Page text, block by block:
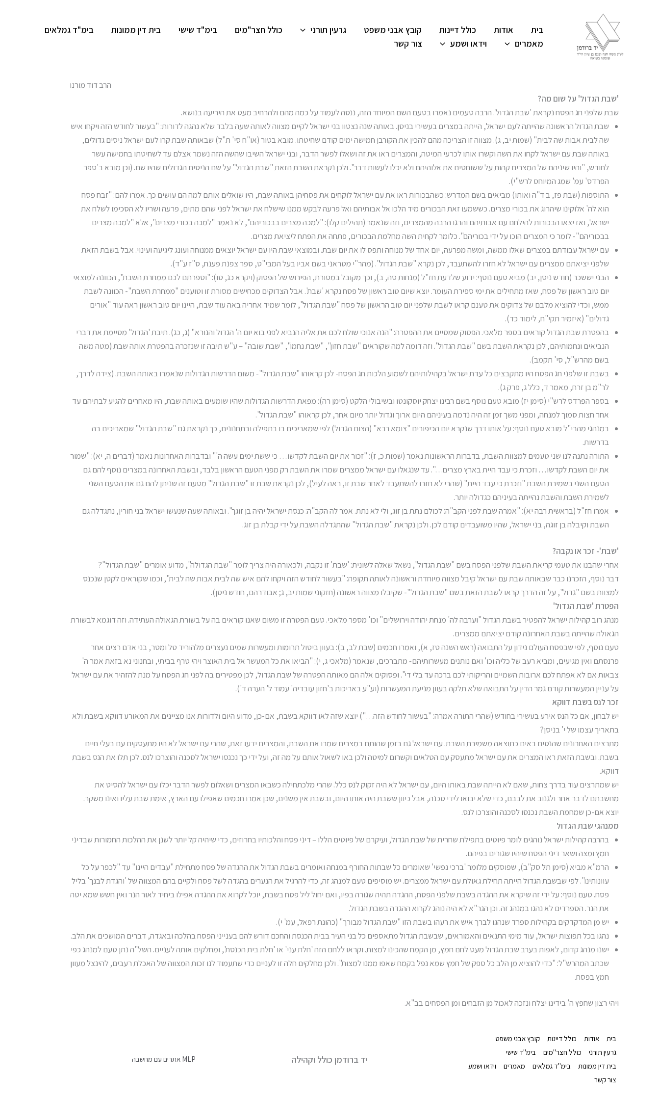
בית אודות כולל דיינות קובץ אבני משפט גרעין תורני כולל חצר"מים בימ"ד שישי בית דין ממונות
בימ"ד גמלאים
מאמרים
וידאו ושמע צור קשר
הרב דוד מורנו
'שבת הגדול' על שום מה?
שבת שלפני חג הפסח נקראת 'שבת הגדול'. הרבה טעמים נאמרו בטעם השם המיוחד הזה, ננסה לעמוד על כמה מהם ולהרחיב מעט את היריעה בנושא.
שבת הגדול הראשונה שהייתה לעם ישראל, הייתה במצרים בעשירי בניסן. באותה שנה נצטוו בני ישראל לקיים מצווה לאותה שעה בלבד שלא נהגה לדורות: "בעשור לחודש הזה ויקחו איש
שה לבית אבות שה לבית" (שמות יב, ג). מצווה זו הצריכה מהם להכין את הקורבן חמישה ימים קודם שחיטתו. מובא בטור (או"ח סי' ת"ל) שבאותה שבת קרו לעם ישראל ניסים גדולים,
באותה שבת עם ישראל לקחו את השה וקשרו אותו לכרעי המיטה, והמצרים ראו את זה ושאלו לפשר הדבר, ובני ישראל השיבו שהשה הזה נשמר אצלם עד לשחיטתו בחמישה עשר
לחודש, "והיו שיניהם של המצרים קהות על ששוחטים את אלוהיהם ולא יכלו לעשות דבר". ולכן נקראת השבת הזאת "שבת הגדול" על שם הניסים הגדולים שהיו שם. (וכן מובא ב'ספר
הפרדס' עמ' שמג המיוחס לרש"י).
התוספות (שבת פז, ב ד"ה ואותו) מביאים בשם המדרש: כשהבכורות ראו את עם ישראל לוקחים את פסחיהן באותה שבת, היו שואלים אותם למה הם עושים כך. אמרו להם: "זבח פסח
הוא לה' אלוקינו שיהרוג את בכורי מצרים. כששמעו זאת הבכורים מיד הלכו אל אבותיהם ואל פרעה לבקש ממנו שישלח את ישראל לפני שהם מתים, פרעה ושריו לא הסכימו לשלח את
ישראל, ואז יצאו הבכורות להילחם עם אבותיהם והרגו הרבה מהמצרים, וזה שנאמר (תהילים קלו): "למכה מצרים בבכוריהם", לא נאמר "למכה בכורי מצרים", אלא "למכה מצרים
בבכוריהם"- לומר כי המצרים הוכו על ידי בכוריהם". כלומר לקחית השה מחלמת הבכורים, פתחה את הפתח ליציאת מצרים.
עם ישראל עבודתם במצרים שאלו ממשה, ומשה מפרעה, יום אחד של מנוחה ותפס לו את יום שבת. ובמוצאי שבת היו עם ישראל יוצאים ממנוחה ועונג ליגיעה ועינוי. אבל בשבת הזאת
שלפני יציאתם ממצרים עם ישראל לא חזרו להשתעבד, לכן נקרא "שבת הגדול". (מהר"י מטראני בשם אביו בעל המבי"ט, ספר צפנת פענח, ס"ז ע"ד).
הבני יששכר (חודש ניסן, יב) מביא טעם נוסף: ידוע שלדעת חז"ל (מנחות סה, ב), וכך מקובל במסורת, הפירוש של הפסוק (ויקרא כג, טו): "וספרתם לכם ממחרת השבת", הכוונה למוצאי
יום טוב ראשון של פסח, שאז מתחילים את ימי ספירת העומר. יוצא שיום טוב ראשון של פסח נקרא 'שבת'. אבל הצדוקים מכחישים מסורת זו וטוענים "ממחרת השבת"- הכוונה לשבת
ממש, וכדי להוציא מלבם של צדוקים את טענם קראו לשבת שלפני יום טוב הראשון של פסח "שבת הגדול", לומר שמיד אחריה באה עוד שבת, היינו יום טוב ראשון ראה עוד "אורים
גדולים" (איזמיר תקי"ח, לימוד כד).
בהפטרת שבת הגדול קוראים בספר מלאכי. הפסוק שמסיים את ההפטרה: "הנה אנוכי שולח לכם את אליה הנביא לפני בוא יום ה' הגדול והנורא" (ג, כג). תיבת 'הגדול' מסיימת את דברי
הנביאים ונחמותיהם, לכן נקראת השבת בשם "שבת הגדול". וזה דומה למה שקוראים "שבת חזון", "שבת נחמו", "שבת שובה" – ע"ש תיבה זו שנזכרה בהפטרת אותה שבת (מטה משה
בשם מהרש"ל, סי' תקמב).
בשבת זו שלפני חג הפסח היו מתקבצים כל עדת ישראל בקהילותיהם לשמוע הלכות חג הפסח- לכן קראוהו "שבת הגדול"- משום הדרשות הגדולות שנאמרו באותה השבת. (צידה לדרך,
לר"מ בן זרח, מאמר ד, כלל ג, פרק ג).
בספר הפרדס לרש"י (סימן יז) מובא טעם נוסף בשם רבינו יצחק יוסקונטו ובשיבולי הלקט (סימן רה): מפאת הדרשות הגדולות שהיו שומעים באותה שבת, היו מאחרים להגיע לבתיהם עד
אחר חצות סמוך למנחה, ומפני משך זמן זה היה נדמה בעיניהם היום ארוך וגדול יותר מיום אחר, לכן קראוהו "שבת הגדול".
במנהגי מהרי"ל מובא טעם נוסף: על אותו דרך שנקרא יום הכיפורים "צומא רבא" (הצום הגדול) לפי שמאריכים בו בתפילה ובתחנונים, כך נקראת גם "שבת הגדול" שמאריכים בה
בדרשות.
התורה נתנה לנו שני טעמים למצוות השבת, בדברות הראשונות נאמר (שמות כ, ז): "זכור את יום השבת לקדשו… כי ששת ימים עשה ה'" ובדברות האחרונות נאמר (דברים ה, יא): "שמור
את יום השבת לקדשו… וזכרת כי עבד היית בארץ מצרים…". עד שנגאלו עם ישראל ממצרים שמרו את השבת רק מפני הטעם הראשון בלבד, ובשבת האחרונה במצרים נוסף להם גם
הטעם השני בשמירת השבת "וזכרת כי עבד היית" (שהרי לא חזרו להשתעבד לאחר שבת זו, ראה לעיל), לכן נקראת שבת זו "שבת הגדול" מטעם זה שניתן להם גם את הטעם השני
לשמירת השבת והשבת נהייתה בעיניהם כגדולה יותר.
אמרו חז"ל (בראשית רבה יא): "אמרה שבת לפני הקב"ה: לכולם נתת בן זוג, ולי לא נתת. אמר לה הקב"ה: כנסת ישראל יהיה בן זוגך". ובאותה שעה שנעשו ישראל בני חורין, נתגדלה גם
השבת וקיבלה בן זוגה, בני ישראל, שהיו משועבדים קודם לכן. ולכן נקראת "שבת הגדול" שהתגדלה השבת על ידי קבלת בן זוג.
'שבת'- זכר או נקבה?
אחרי שהבנו את טעמי קריאת השבת שלפני הפסח בשם "שבת הגדול", נשאל שאלה לשונית: 'שבת' זו נקבה, ולכאורה היה צריך לומר "שבת הגדולה", מדוע אומרים "שבת הגדול"?
דבר נוסף, הזכרנו כבר שבאותה שבת עם ישראל קיבל מצווה מיוחדת וראשונה לאותה תקופה: "בעשור לחודש הזה ויקחו להם איש שה לבית אבות שה לבית", וכמו שקוראים לקטן שנכנס
למצוות בשם "גדול", על זה הדרך קראו לשבת הזאת בשם "שבת הגדול"- שקיבלו מצווה ראשונה (חזקוני שמות יב, ג; אבודרהם, חודש ניסן).
הפטרת 'שבת הגדול'
מנהג רוב קהילות ישראל להפטיר בשבת הגדול "וערבה לה' מנחת יהודה וירושלים" וכו' מספר מלאכי. טעם הפטרה זו משום שאנו קוראים בה על בשורת הגאולה העתידה. וזה דוגמא לבשורת
הגאולה שהייתה בשבת האחרונה קודם יציאתם ממצרים.
טעם נוסף, לפי שבפסח העולם נידון על התבואה (ראש השנה טז, א), ואמרו חכמים (שבת לב, ב): בעוון ביטול תרומות ומעשרות שמים נעצרים מלהוריד טל ומטר, בני אדם רצים אחר
פרנסתם ואין מגיעים, ומביא רעב של כליה וכו' ואם נותנים מעשרותיהם- מתברכים, שנאמר (מלאכי ג, י): "הביאו את כל המעשר אל בית האוצר ויהי טרף בביתי, ובחנוני נא בזאת אמר ה'
צבאות אם לא אפתח לכם ארובות השמיים והריקותי לכם ברכה עד בלי די". ופסוקים אלה הם מאותה הפטרה של שבת הגדול, לכן מפטירים בה לפני חג הפסח על מנת להזהיר את עם ישראל
על עניין המעשרות קודם גמר הדין על התבואה שלא תלקה בעוון מניעת המעשרות (וע"ע באריכות ב'חזון עובדיה' עמוד ל' הערה ד').
זכר לנס בשבת דווקא
יש לבחון, אם כל הנס אירע בעשירי בחודש (שהרי התורה אמרה: "בעשור לחודש הזה…") יוצא שזה לאו דווקא בשבת, אם-כן, מדוע היום ולדורות אנו מציינים את המאורע דווקא בשבת ולא
בתאריך עצמו של י' בניסן?
מתרצים האחרונים שהנסים באים כתוצאה משמירת השבת. עם ישראל גם בזמן שהותם במצרים שמרו את השבת, והמצרים ידעו זאת, שהרי עם ישראל לא היו מתעסקים עם בעלי חיים
בשבת. ובשבת הזאת ראו המצרים את עם ישראל מתעסק עם הטלאים וקשרום למיטה ולכן באו לשאול אותם על מה זה, ועל ידי כך נכנסו ישראל לסכנה והוצרכו לנס. לכן תלו את הנס בשבת
דווקא.
יש שמתרצים עוד בדרך צחות, שאם לא הייתה שבת באותו היום, עם ישראל לא היה זקוק לנס כלל. שהרי מלכתחילה כשבאו המצרים ושאלום לפשר הדבר יכלו עם ישראל להסיט את
מחשבתם לדבר אחר ולגנוב את לבבם, כדי שלא יבואו לידי סכנה, אבל כיוון ששבת היה אותו היום, ובשבת אין משנים, שכן אמרו חכמים שאפילו עם הארץ, אימת שבת עליו ואינו משקר.
יוצא אם-כן שמחמת השבת נכנסו לסכנה והוצרכו לנס.
ממנהגי שבת הגדול
בהרבה קהילות ישראל נוהגים לומר פיוטים בתפילת שחרית של שבת הגדול, ועיקרם של פיוטים הללו – דיני פסח והלכותיו בחרוזים, כדי שיהיה קל יותר לשנן את ההלכות החמורות שבדיני
חמץ ומצה ושאר דיני הפסח שיהיו שגורים בפיהם.
הרמ"א מביא (סימן תל סק"ב), שפוסקים מלומר 'ברכי נפשי' שאומרים כל שבתות החורף במנחה ואומרים בשבת הגדול את ההגדה של פסח מתחילת "עבדים היינו" עד "לכפר על כל
עוונותינו". לפי שבשבת הגדול הייתה תחילת גאולת עם ישראל ממצרים. יש מוסיפים טעם למנהג זה, כדי להרגיל את הנערים בהגדה לשל פסח ולקיים בהם המצווה של 'והגדת לבנך' בליל
פסח. טעם נוסף: על ידי זה שיקרא את ההגדה בשבת שלפני הפסח, ההגדה תהיה שגורה בפיו, ואם יחול ליל פסח בשבת, יוכל לקרוא את ההגדה אפילו ביחיד לאור הנר ואין חשש שמא יטה
את הנר. הספרדים לא נהגו במנהג זה. וכן הגר"א לא היה נוהג לקרוא ההגדה בשבת הגדול.
יש מן המדקדקים בקהילות ספרד שנהגו לברך איש את רעהו בשבת הזו "שבת הגדול מבורך" (כהונת רפאל, עמ' י).
נהגו בכל תפוצות ישראל, עוד מימי התנאים והאמוראים, שבשבת הגדול מתאספים כל בני העיר בבית הכנסת והחכם דורש להם בענייני הפסח בהלכה ובאגדה, דברים המושכים את הלב.
ישנו מנהג קדום, לאפות בערב שבת הגדול מעט לחם חמץ, מן הקמח שהכינו למצות. וקראו ללחם הזה 'חלת עני' או 'חלת בית הכנסת', ומחלקים אותה לעניים. השל"ה נתן טעם למנהג כפי
שכתב המהרש"ל: "כדי להוציא מן הלב כל ספק של חמץ שמא נפל בקמח שאפו ממנו למצות". ולכן מחלקים חלה זו לעניים כדי שתעמוד לנו זכות המצווה של האכלת רעבים, להינצל מעוון
חמץ בפסח.
ויהי רצון שחפץ ה' בידינו יצלח ונזכה לאכול מן הזבחים ומן הפסחים בב"א.
בית אודות כולל דיינות
קובץ אבני משפט
גרעין תורני
כולל חצר"מים
בימ"ד שישי
בית דין ממונות
בימ"ד גמלאים מאמרים
וידאו ושמע
צור קשר
יד ברודמן כולל וקהילה MLP אתרים עם מחשבה